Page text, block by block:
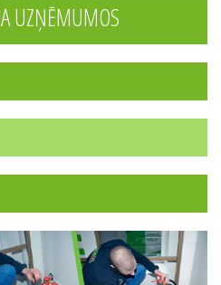
UZŅĒMUMOS